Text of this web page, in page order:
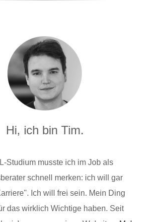
Hi, ich bin Tim.
Studium musste ich im Job als
schnell merken: ich will gar
Ich will frei sein. Mein Ding
das wirklich Wichtige haben. Seit